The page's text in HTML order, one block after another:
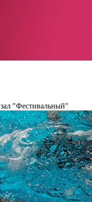
"Фестивальный"